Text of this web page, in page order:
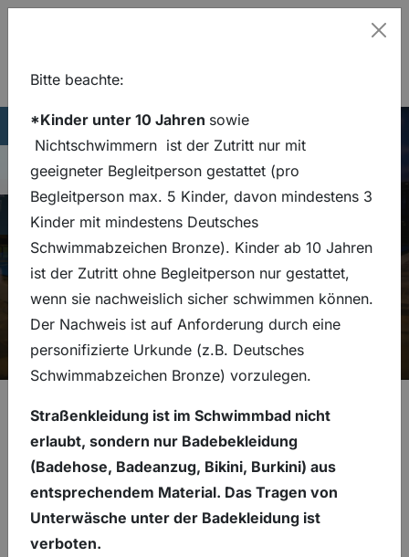
Zum Hauptinhalt springen
Zur Hauptnavigation springen
Navigation
05341 839 4455
stadtbad@bsf-sz.de
Aktuelles
In unserer Rubrik „Neuigkeiten“ findest du alle
spannenden Veranstaltungen rund um das Stadtbad
Salzgitter-Lebenstedt. Ob besondere Events oder
alles, was gerade wichtig ist – hier verpasst du
garantiert nichts! Schau regelmäßig rein, um nichts
zu verpassen und erlebe die ganze Vielfalt unserer
Angebote bei uns.
Bitte beachte:
*Kinder unter 10 Jahren sowie
Nichtschwimmern ist der Zutritt nur mit
geeigneter Begleitperson gestattet (pro
Begleitperson max. 5 Kinder, davon mindestens 3
Kinder mit mindestens Deutsches
Schwimmabzeichen Bronze). Kinder ab 10 Jahren
ist der Zutritt ohne Begleitperson nur gestattet,
wenn sie nachweislich sicher schwimmen können.
Der Nachweis ist auf Anforderung durch eine
personifizierte Urkunde (z.B. Deutsches
Schwimmabzeichen Bronze) vorzulegen.
Straßenkleidung ist im Schwimmbad nicht
erlaubt, sondern nur Badebekleidung
(Badehose, Badeanzug, Bikini, Burkini) aus
entsprechendem Material. Das Tragen von
Unterwäsche unter der Badekleidung ist
verboten.